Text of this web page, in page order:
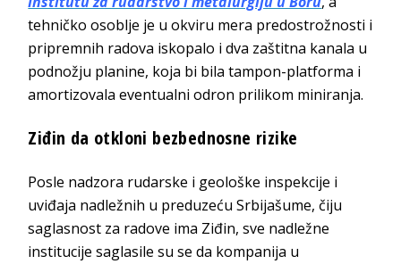
tehničko osoblje je u okviru mera predostrožnosti i
pripremnih radova iskopalo i dva zaštitna kanala u
podnožju planine, koja bi bila tampon-platforma i
amortizovala eventualni odron prilikom miniranja.
Ziđin da otkloni bezbednosne rizike
Posle nadzora rudarske i geološke inspekcije i
uviđaja nadležnih u preduzeću Srbijašume, čiju
saglasnost za radove ima Ziđin, sve nadležne
institucije saglasile su se da kompanija u